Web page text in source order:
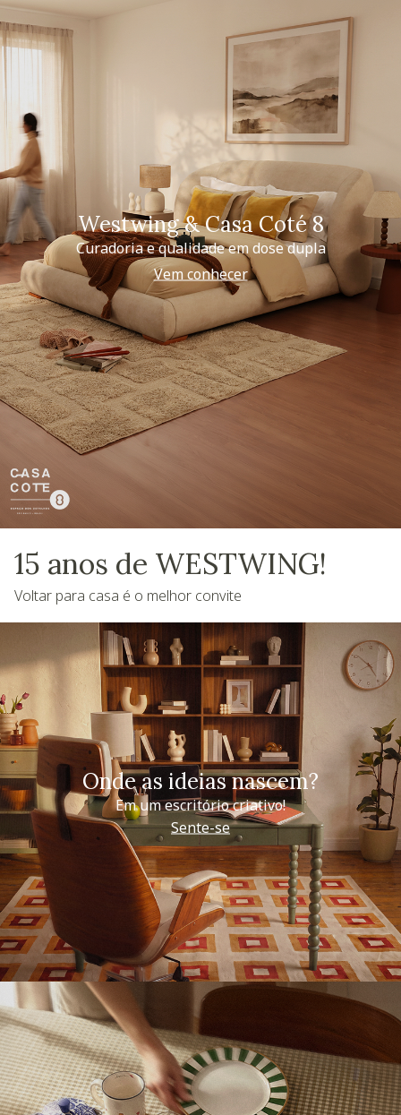
Westwing & Casa Coté 8
Curadoria e qualidade em dose dupla
Vem conhecer
15 anos de WESTWING!
Voltar para casa é o melhor convite
Onde as ideias nascem?
Em um escritório criativo!
Sente-se